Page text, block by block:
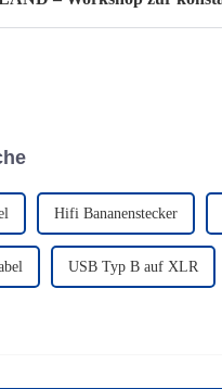
Hifi Bananenstecker
USB Typ B auf XLR